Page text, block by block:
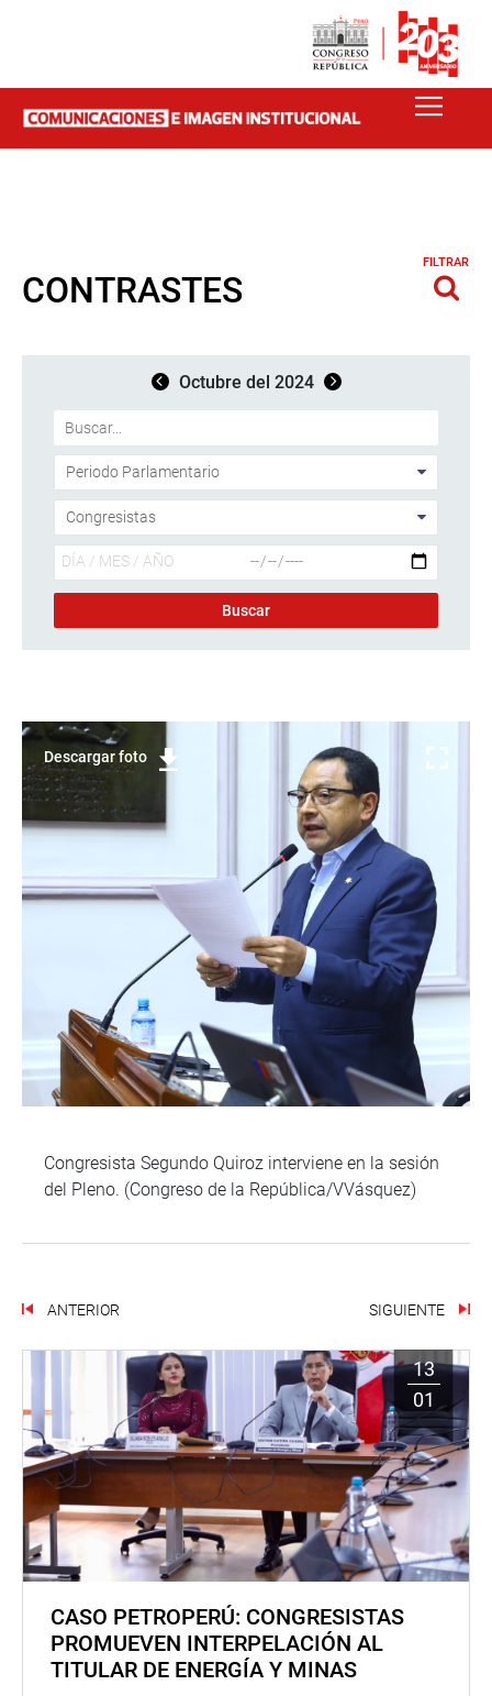
CONTRASTES
FILTRAR
Octubre del 2024
Descargar foto
Congresista Segundo Quiroz interviene en la sesión
del Pleno. (Congreso de la República/VVásquez)
ANTERIOR SIGUIENTE
13
01
CASO PETROPERÚ: CONGRESISTAS
PROMUEVEN INTERPELACIÓN AL
TITULAR DE ENERGÍA Y MINAS